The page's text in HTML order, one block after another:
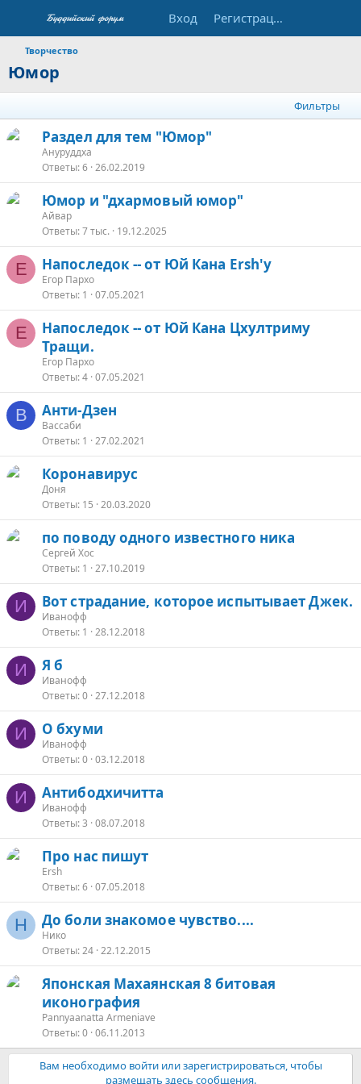
Вход Регистрация
Творчество
Юмор
Фильтры
р
Раздел для тем "Юмор"
Ануруддха
Ответы 6 26.02.2019
Юмор и "дхармовый юмор"
Айвар
Ответы 7 тыс. 19.12.2025
Е Напоследок -- от Юй Кана Ersh'у
Егор Пархо
Ответы 1 07.05.2021
Е
Напоследок -- от Юй Кана Цхултриму
Тращи.
Егор Пархо
Ответы 4 07.05.2021
В Анти-Дзен
Вассаби
Ответы 1 27.02.2021
Коронавирус
Доня
Ответы 15 20.03.2020
по поводу одного известного ника
Сергей Хос
Ответы 1 27.10.2019
И Вот страдание, которое испытывает Джек.
Иванофф
Ответы 1 28.12.2018
И Я б
Иванофф
Ответы 0 27.12.2018
И О бхуми
Иванофф
Ответы 0 03.12.2018
И Антибодхичитта
Иванофф
Ответы 3 08.07.2018
Про нас пишут
Ersh
Ответы 6 07.05.2018
Н До боли знакомое чувство....
Нико
Ответы 24 22.12.2015
Японская Махаянская 8 битовая
иконография
Pannyaanatta Armeniave
Ответы 0 06.11.2013
Вам необходимо войти или зарегистрироваться, чтобы
размещать здесь сообщения.